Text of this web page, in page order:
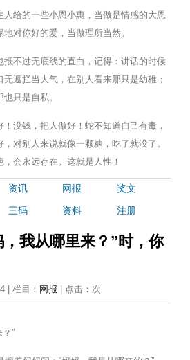
人给的一些小恩小惠，当做是情感的大恩
对你好的爱，当做理所当然。
抵不过无底线的直白，记得：讲话的时候
遮拦当大气，在别人看来那只是幼稚；
只是自私。
没钱，把人做好！蛇不知道自己有毒，
对别人来说就像一颗糖，吃了就没了。
会永远存在。这就是人性！
资讯 网报
奖文
三码 资料 注册
我从哪里来？”时，你
| 栏目： 网报 | 点击： 次
”